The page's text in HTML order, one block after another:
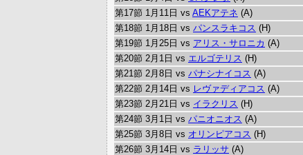
第17節 1月11日 vs AEKアテネ (A)
第18節 1月18日 vs パンスラキコス (H)
第19節 1月25日 vs アリス・サロニカ (A)
第20節 2月1日 vs エルゴテリス (H)
第21節 2月8日 vs パナシナイコス (A)
第22節 2月14日 vs レヴァディアコス (A)
第23節 2月21日 vs イラクリス (H)
第24節 3月1日 vs パニオニオス (A)
第25節 3月8日 vs オリンピアコス (H)
第26節 3月14日 vs ラリッサ (A)